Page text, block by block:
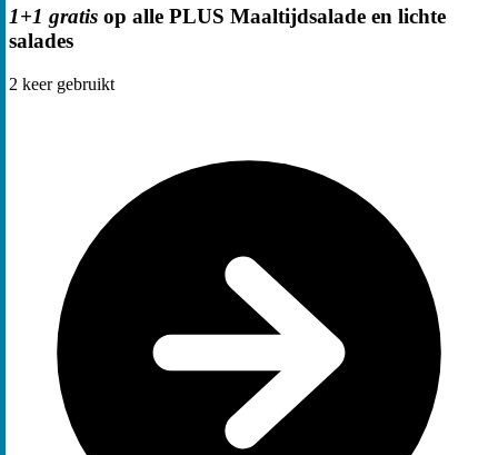
1+1 gratis op alle PLUS Maaltijdsalade en lichte
salades
2 keer gebruikt